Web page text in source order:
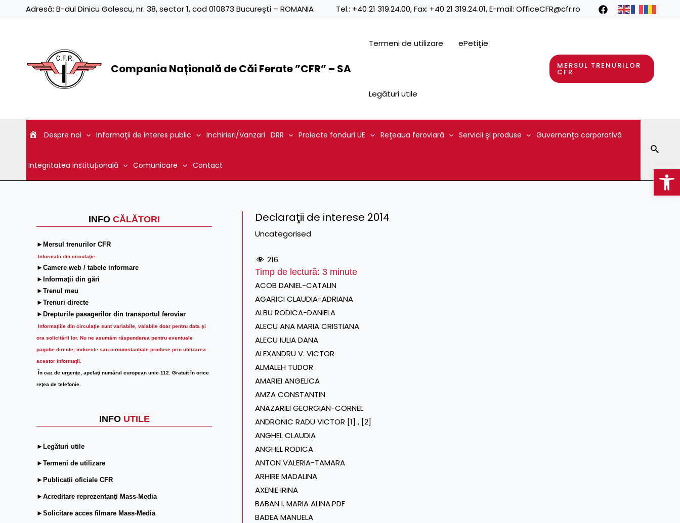
Adresă: B-dul Dinicu Golescu, nr. 38, sector 1, cod 010873 București – ROMANIA Tel.: +40 21 319.24.00, Fax: +40 21 319.24.01, E-mail: OfficeCFR@cfr.ro
Compania Națională de Căi Ferate ”CFR” – SA
Termeni de utilizare ePetiţie
Legături utile
MERSUL TRENURILOR
CFR
Despre noi Informaţii de interes public Inchirieri/Vanzari DRR Proiecte fonduri UE Reţeaua feroviară Servicii şi produse Guvernanţa corporativă
Integritatea instituțională Comunicare Contact
INFO CĂLĂTORI
►Mersul trenurilor CFR
Informatii din circulaţie
►Camere web / tabele informare
►Informaţii din gări
►Trenul meu
►Trenuri directe
►Drepturile pasagerilor din transportul feroviar
Informaţiile din circulaţie sunt variabile, valabile doar pentru data şi
ora solicitării lor. Nu ne asumăm răspunderea pentru eventuale
pagube directe, indirecte sau circumstanțiale produse prin utilizarea
acestor informații.
În caz de urgenţe, apelaţi numărul european unic 112. Gratuit în orice
reţea de telefonie.
INFO UTILE
►Legături utile
►Termeni de utilizare
►Publicații oficiale CFR
►Acreditare reprezentanți Mass-Media
►Solicitare acces filmare Mass-Media
Declaraţii de interese 2014
Uncategorised
216
Timp de lectură: 3 minute
ACOB DANIEL-CATALIN
AGARICI CLAUDIA-ADRIANA
ALBU RODICA-DANIELA
ALECU ANA MARIA CRISTIANA
ALECU IULIA DANA
ALEXANDRU V. VICTOR
ALMALEH TUDOR
AMARIEI ANGELICA
AMZA CONSTANTIN
ANAZARIEI GEORGIAN-CORNEL
ANDRONIC RADU VICTOR [1] , [2]
ANGHEL CLAUDIA
ANGHEL RODICA
ANTON VALERIA-TAMARA
ARHIRE MADALINA
AXENIE IRINA
BABAN I. MARIA ALINA.PDF
BADEA MANUELA